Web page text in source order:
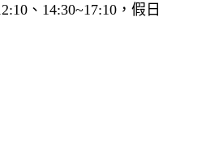
、14:30~17:10，假日